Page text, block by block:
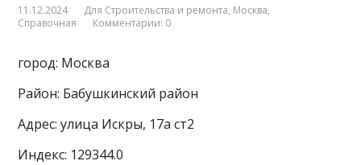
11.12.2024 Для Строительства и ремонта, Москва,
Справочная
Комментарии: 0
город: Москва
Район: Бабушкинский район
Адрес: улица Искры, 17а ст2
Индекс: 129344.0